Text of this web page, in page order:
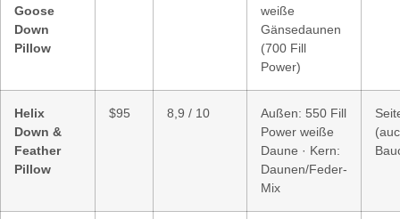
Goose
Down
Pillow
weiße
Gänsedaunen
(700 Fill
Power)
Helix
Down &
Feather
Pillow
$95 8,9 / 10
Außen: 550 Fill
Power weiße
Daune · Kern:
Daunen/Feder-
Mix